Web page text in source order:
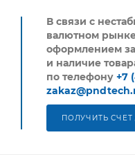
В связи с
валютном
оформлением
и наличие
по телефону +7
ПОЛУЧИТЬ СЧЕТ